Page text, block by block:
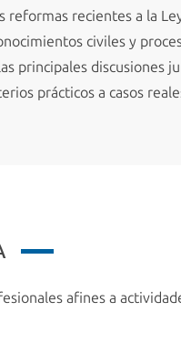
reformas recientes a la
civiles y
principales discusiones
prácticos a casos
afines a